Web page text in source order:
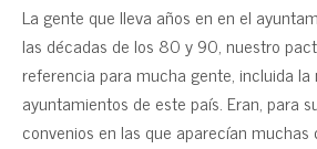
La gente que lleva años en en el
las décadas de los 80 y 90, nuestro
referencia para mucha gente, incluida la
ayuntamientos de este país. Eran, para
convenios en las que aparecían